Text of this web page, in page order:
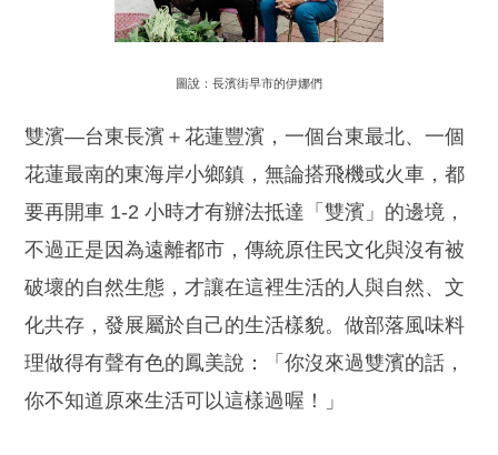
圖說：長濱街早市的伊娜們
雙濱—台東長濱＋花蓮豐濱，一個台東最北、一個
花蓮最南的東海岸小鄉鎮，無論搭飛機或火車，都
要再開車 1-2 小時才有辦法抵達「雙濱」的邊境，
不過正是因為遠離都市，傳統原住民文化與沒有被
破壞的自然生態，才讓在這裡生活的人與自然、文
化共存，發展屬於自己的生活樣貌。做部落風味料
理做得有聲有色的鳳美說：「你沒來過雙濱的話，
你不知道原來生活可以這樣過喔！」